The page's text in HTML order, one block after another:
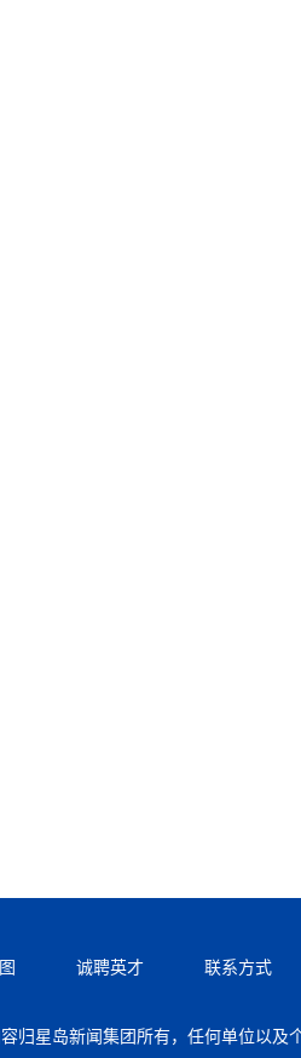
诚聘英才 联系方式
归星岛新闻集团所有，任何单位以及